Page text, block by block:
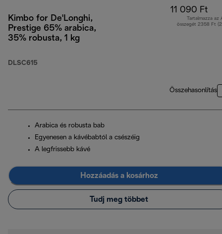
Kimbo for De'Longhi,
Prestige 65% arabica,
35% robusta, 1 kg
DLSC615
11 090 Ft
Tartalmazza az
összegét 2358 Ft
Összehasonlítás
Arabica és robusta bab
Egyenesen a kávébabtól a csészéig
A legfrissebb kávé
Hozzáadás a kosárhoz
Tudj meg többet